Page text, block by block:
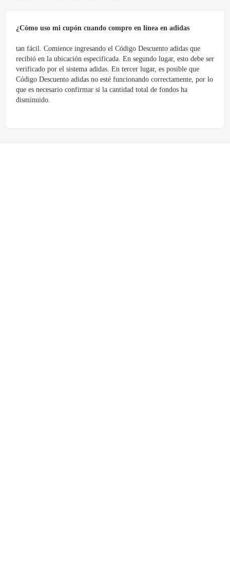
¿Cómo uso mi cupón cuando compro en línea en adidas
tan fácil. Comience ingresando el Código Descuento adidas que
recibió en la ubicación especificada. En segundo lugar, esto debe ser
verificado por el sistema adidas. En tercer lugar, es posible que
Código Descuento adidas no esté funcionando correctamente, por lo
que es necesario confirmar si la cantidad total de fondos ha
disminuido.